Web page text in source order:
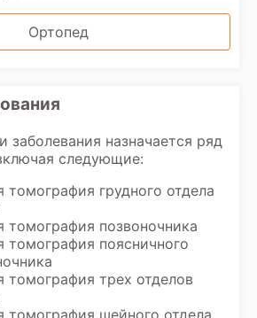
Ортопед
заболевания назначается ряд
следующие:
томография грудного отдела
томография позвоночника
томография поясничного
томография трех отделов
томография шейного отдела